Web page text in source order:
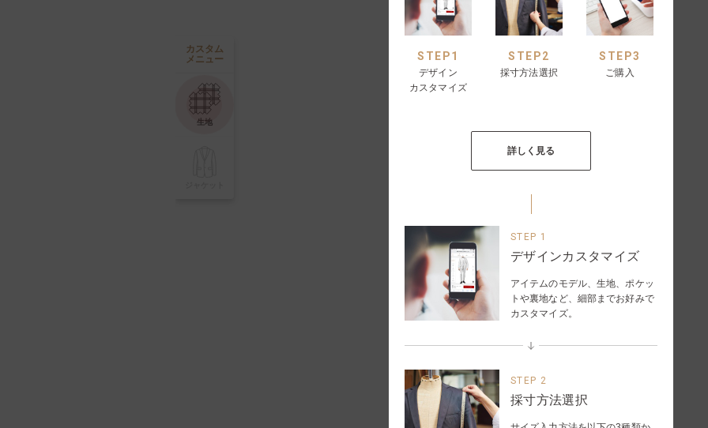
カスタム
メニュー
生地
STEP1
デザイン
カスタマイズ
STEP2
採寸方法選択
STEP3
ご購入
詳しく見る
STEP 1
デザインカスタマイズ
アイテムのモデル、生地、ポケッ
トや裏地など、細部までお好みで
カスタマイズ。
STEP 2
採寸方法選択